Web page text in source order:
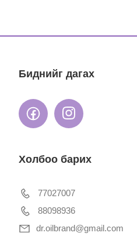
Биднийг дагах
Холбоо барих
77027007
88098936
dr.oilbrand@gmail.com